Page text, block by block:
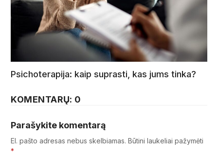
Psichoterapija: kaip suprasti, kas jums tinka?
KOMENTARŲ: 0
Parašykite komentarą
El. pašto adresas nebus skelbiamas. Būtini laukeliai pažymėti
*